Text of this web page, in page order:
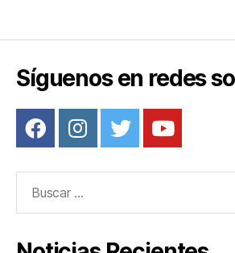
Síguenos en redes